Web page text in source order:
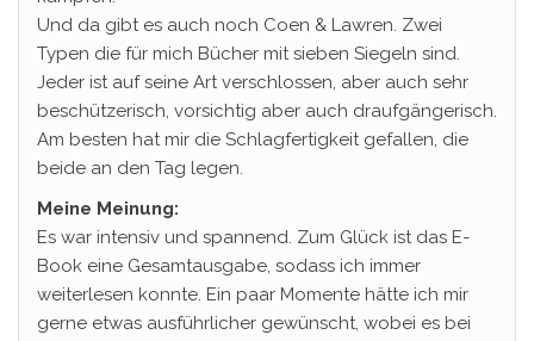
Und da gibt es auch noch Coen & Lawren. Zwei
Typen die für mich Bücher mit sieben Siegeln sind.
Jeder ist auf seine Art verschlossen, aber auch sehr
beschützerisch, vorsichtig aber auch draufgängerisch.
Am besten hat mir die Schlagfertigkeit gefallen, die
beide an den Tag legen.
Meine Meinung:
Es war intensiv und spannend. Zum Glück ist das E-
Book eine Gesamtausgabe, sodass ich immer
weiterlesen konnte. Ein paar Momente hätte ich mir
gerne etwas ausführlicher gewünscht, wobei es bei